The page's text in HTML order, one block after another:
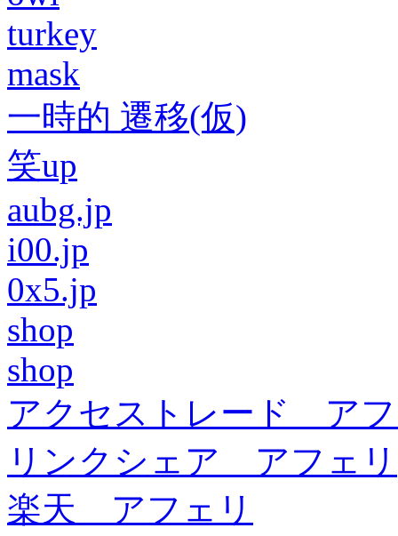
turkey
mask
一時的 遷移(仮)
笑up
aubg.jp
i00.jp
0x5.jp
shop
shop
アクセストレード ア
リンクシェア アフェリ
楽天 アフェリ